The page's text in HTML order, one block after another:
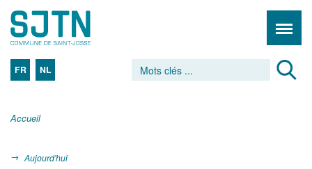
FR NL
Accueil
Aujourd'hui